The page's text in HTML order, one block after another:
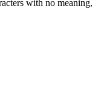
with no meaning,